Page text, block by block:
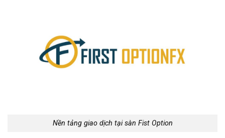
Nền tảng giao dịch tại sàn Fist Option